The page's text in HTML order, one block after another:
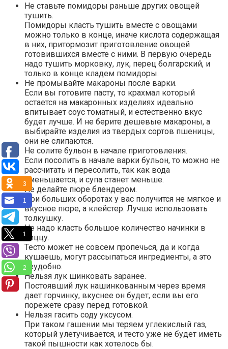
Не ставьте помидоры раньше других овощей
тушить.
Помидоры класть тушить вместе с овощами
можно только в конце, иначе кислота содержащая
в них, притормозит приготовление овощей
готовившихся вместе с ними. В первую очередь
надо тушить морковку, лук, перец болгарский, и
только в конце кладем помидоры.
Не промывайте макароны после варки.
Если вы готовите пасту, то крахмал который
остается на макаронных изделиях идеально
впитывает соус томатный, и естественно вкус
будет лучше. И не берите дешевые макароны, а
выбирайте изделия из твердых сортов пшеницы,
они не слипаются.
Не солите бульон в начале приготовления.
Если посолить в начале варки бульон, то можно не
рассчитать и пересолить, так как вода
уменьшается, и супа станет меньше.
Не делайте пюре блендером.
При больших оборотах у вас получится не мягкое и
вкусное пюре, а клейстер. Лучше использовать
толкушку.
Не надо класть большое количество начинки в
пиццу.
Тесто может не совсем пропечься, да и когда
кушаешь, могут рассыпаться ингредиенты, а это
неудобно.
Нельзя лук шинковать заранее.
Постоявший лук нашинкованным через время
дает горчинку, вкуснее он будет, если вы его
порежете сразу перед готовкой.
Нельзя гасить соду уксусом.
При таком гашении мы теряем углекислый газ,
который улетучивается, и тесто уже не будет иметь
такой пышности как хотелось бы.
3
1
1
2